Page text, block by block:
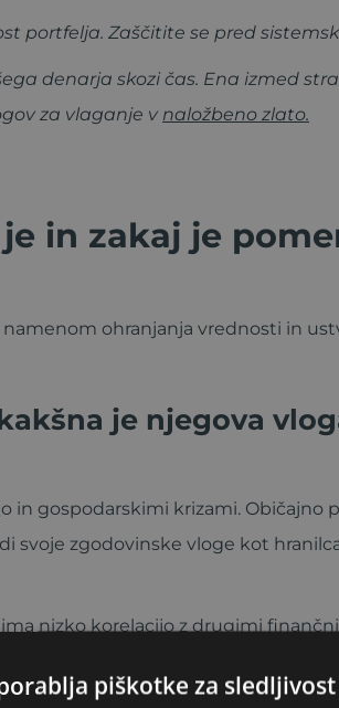
portfelja. Zaščitite se pred
denarja skozi čas. Ena izmed
za vlaganje v naložbeno zlato.
in zakaj je
ohranjanja vrednosti in
je njegova
in gospodarskimi krizami. Običajno
svoje zgodovinske vloge kot
nizko korelacijo z drugimi
sredstev, kar pomaga zmanjšati
piškotke za sledljivost